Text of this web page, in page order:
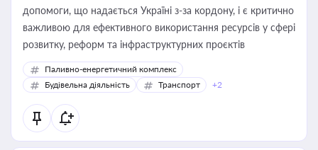
допомоги, що надається Україні з-за кордону, і є критично
важливою для ефективного використання ресурсів у сфері
розвитку, реформ та інфраструктурних проєктів
Паливно-енергетичний комплекс
Будівельна діяльність
Транспорт +2